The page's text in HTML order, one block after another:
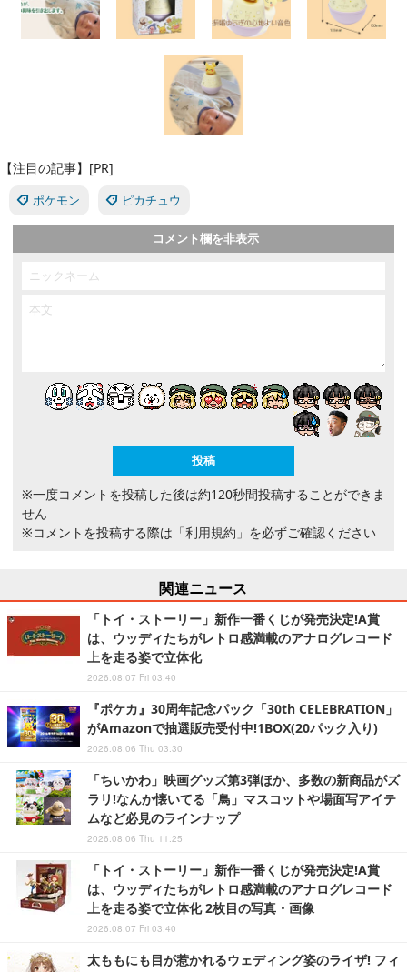
【注目の記事】[PR]
ポケモン ピカチュウ
コメント欄を非表示
※一度コメントを投稿した後は約120秒間投稿することができま
せん
※コメントを投稿する際は 「利用規約」 を必ずご確認ください
関連ニュース
「トイ・ストーリー」新作一番くじが発売決定!A賞
は、ウッディたちがレトロ感満載のアナログレコード
上を走る姿で立体化
2026.08.07 Fri 03:40
『ポケカ』30周年記念パック「30th CELEBRATION」
がAmazonで抽選販売受付中!1BOX(20パック入り)
2026.08.06 Thu 03:30
「ちいかわ」映画グッズ第3弾ほか、多数の新商品がズ
ラリ!なんか懐いてる「鳥」マスコットや場面写アイテ
ムなど必見のラインナップ
2026.08.06 Thu 11:25
「トイ・ストーリー」新作一番くじが発売決定!A賞
は、ウッディたちがレトロ感満載のアナログレコード
上を走る姿で立体化 2枚目の写真・画像
2026.08.07 Fri 03:40
太ももにも目が惹かれるウェディング姿のライザ! フィ